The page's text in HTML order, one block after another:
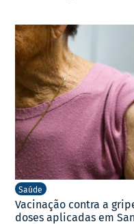
Saúde
Vacinação contra a
doses aplicadas em